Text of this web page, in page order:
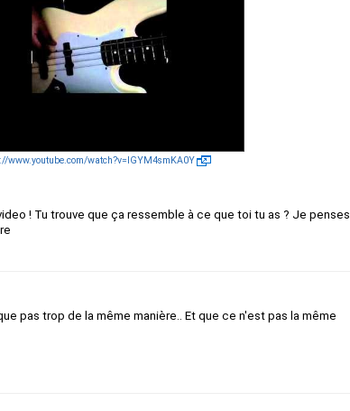
www.youtube.com/watch?v=IGYM4smKA0Y
! Tu trouve que ça ressemble à ce que toi tu as ? Je penses
pas trop de la même manière.. Et que ce n'est pas la même